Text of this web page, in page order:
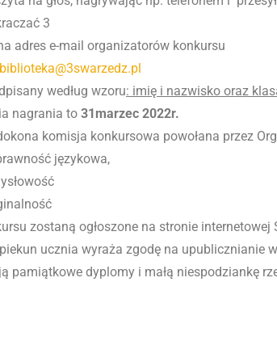
3
adres e-mail organizatorów konkursu
biblioteka@3swarzedz.pl
według wzoru: imię i nazwisko oraz
nagrania to 31marzec 2022r.
komisja konkursowa powołana przez
językowa,
zostaną ogłoszone na stronie
ucznia wyraża zgodę na upublicznianie
pamiątkowe dyplomy i małą niespodziankę